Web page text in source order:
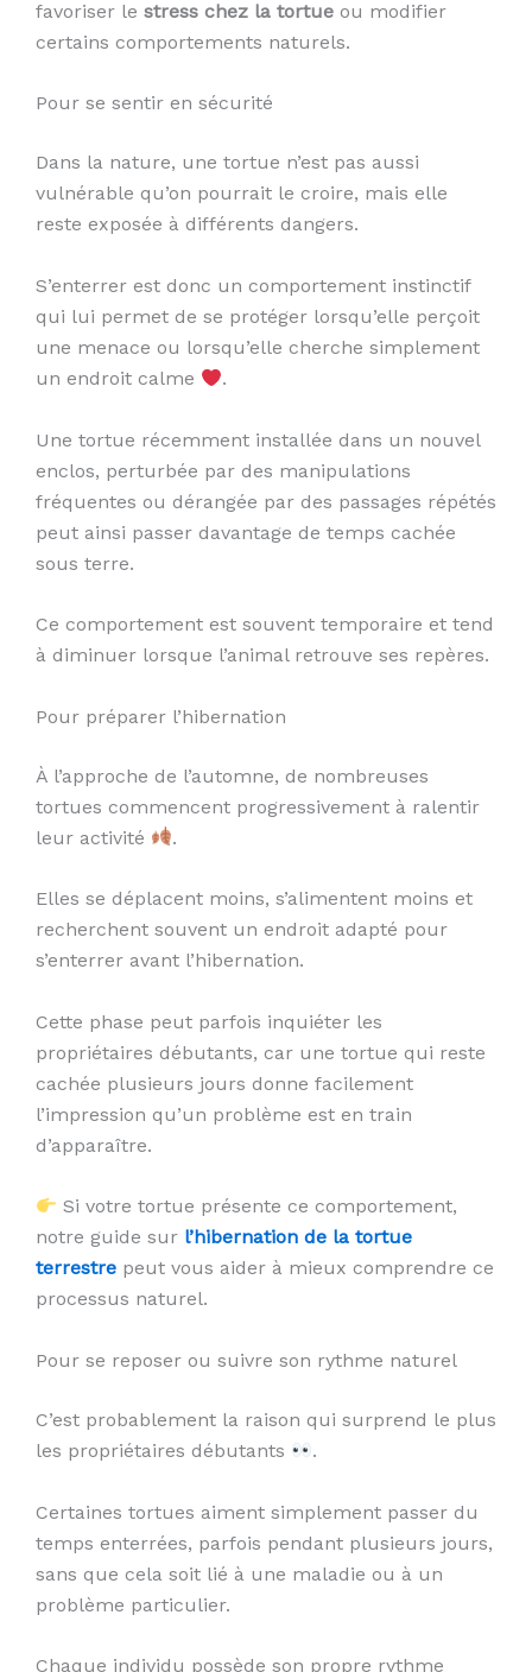
favoriser le stress chez la tortue ou modifier
certains comportements naturels.
Pour se sentir en sécurité
Dans la nature, une tortue n’est pas aussi
vulnérable qu’on pourrait le croire, mais elle
reste exposée à différents dangers.
S’enterrer est donc un comportement instinctif
qui lui permet de se protéger lorsqu’elle perçoit
une menace ou lorsqu’elle cherche simplement
un endroit calme
.
Une tortue récemment installée dans un nouvel
enclos, perturbée par des manipulations
fréquentes ou dérangée par des passages répétés
peut ainsi passer davantage de temps cachée
sous terre.
Ce comportement est souvent temporaire et tend
à diminuer lorsque l’animal retrouve ses repères.
Pour préparer l’hibernation
À l’approche de l’automne, de nombreuses
tortues commencent progressivement à ralentir
leur activité
.
Elles se déplacent moins, s’alimentent moins et
recherchent souvent un endroit adapté pour
s’enterrer avant l’hibernation.
Cette phase peut parfois inquiéter les
propriétaires débutants, car une tortue qui reste
cachée plusieurs jours donne facilement
l’impression qu’un problème est en train
d’apparaître.
Si votre tortue présente ce comportement,
notre guide sur l’hibernation de la tortue
terrestre peut vous aider à mieux comprendre ce
processus naturel.
Pour se reposer ou suivre son rythme naturel
C’est probablement la raison qui surprend le plus
les propriétaires débutants
.
Certaines tortues aiment simplement passer du
temps enterrées, parfois pendant plusieurs jours,
sans que cela soit lié à une maladie ou à un
problème particulier.
Chaque individu possède son propre rythme